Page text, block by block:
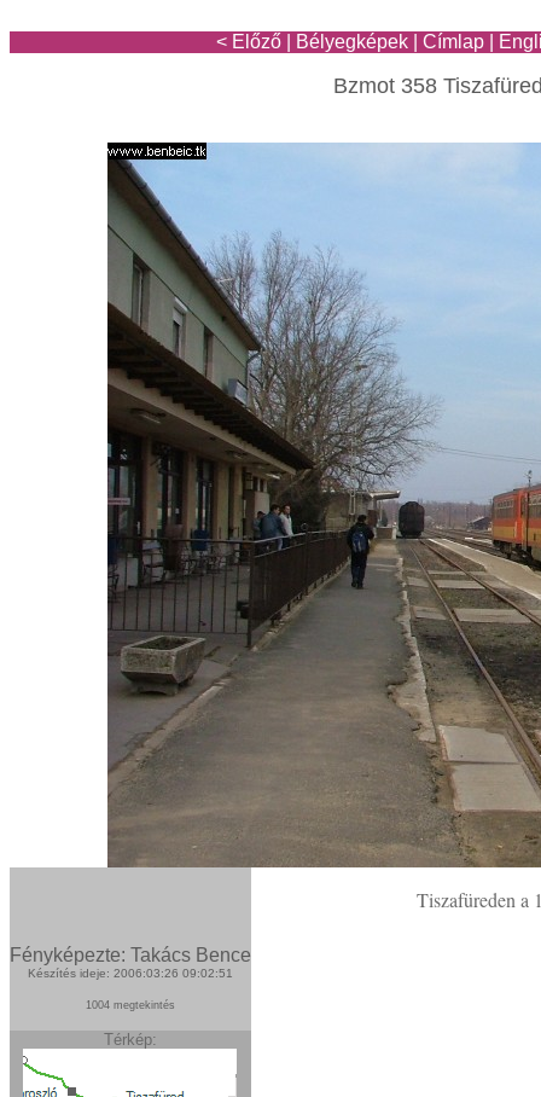
< Előző Bélyegképek Címlap
Bzmot 358
Fényképezte: Takács Bence
Készítés ideje: 2006:03:26 09:02:51
1004 megtekintés
Térkép:
Tiszafüreden a